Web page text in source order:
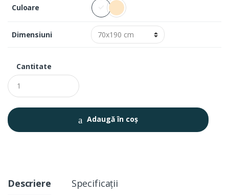
Culoare
Dimensiuni
Cantitate
Q
u
a
t
i
Adaugă în coș
Descriere Specificații